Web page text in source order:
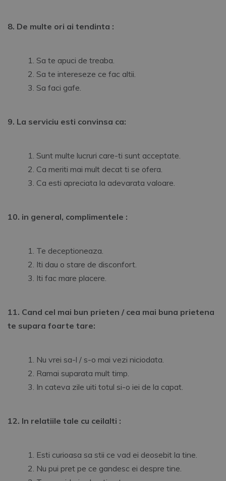
8. De multe ori ai tendinta :
Sa te apuci de treaba.
Sa te intereseze ce fac altii.
Sa faci gafe.
9. La serviciu esti convinsa ca:
Sunt multe lucruri care-ti sunt acceptate.
Ca meriti mai mult decat ti se ofera.
Ca esti apreciata la adevarata valoare.
10. in general, complimentele :
Te deceptioneaza.
Iti dau o stare de disconfort.
Iti fac mare placere.
11. Cand cel mai bun prieten / cea mai buna prietena
te supara foarte tare:
Nu vrei sa-l / s-o mai vezi niciodata.
Ramai suparata mult timp.
In cateva zile uiti totul si-o iei de la capat.
12. In relatiile tale cu ceilalti :
Esti curioasa sa stii ce vad ei deosebit la tine.
Nu pui pret pe ce gandesc ei despre tine.